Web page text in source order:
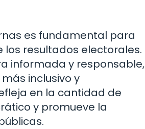
es fundamental para
resultados electorales.
informada y responsable,
inclusivo y
en la cantidad de
y promueve la